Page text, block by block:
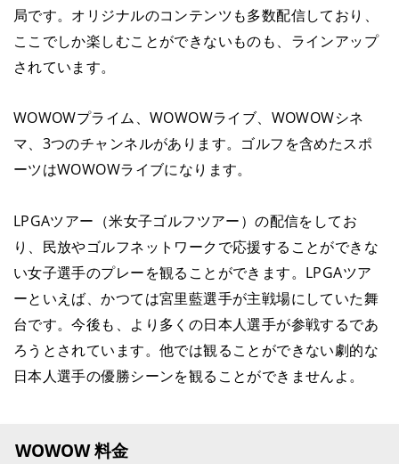
局です。オリジナルのコンテンツも多数配信しており、
ここでしか楽しむことができないものも、ラインアップ
されています。
WOWOWプライム、WOWOWライブ、WOWOWシネ
マ、3つのチャンネルがあります。ゴルフを含めたスポ
ーツはWOWOWライブになります。
LPGAツアー（米女子ゴルフツアー）の配信をしてお
り、民放やゴルフネットワークで応援することができな
い女子選手のプレーを観ることができます。LPGAツア
ーといえば、かつては宮里藍選手が主戦場にしていた舞
台です。今後も、より多くの日本人選手が参戦するであ
ろうとされています。他では観ることができない劇的な
日本人選手の優勝シーンを観ることができませんよ。
WOWOW 料金